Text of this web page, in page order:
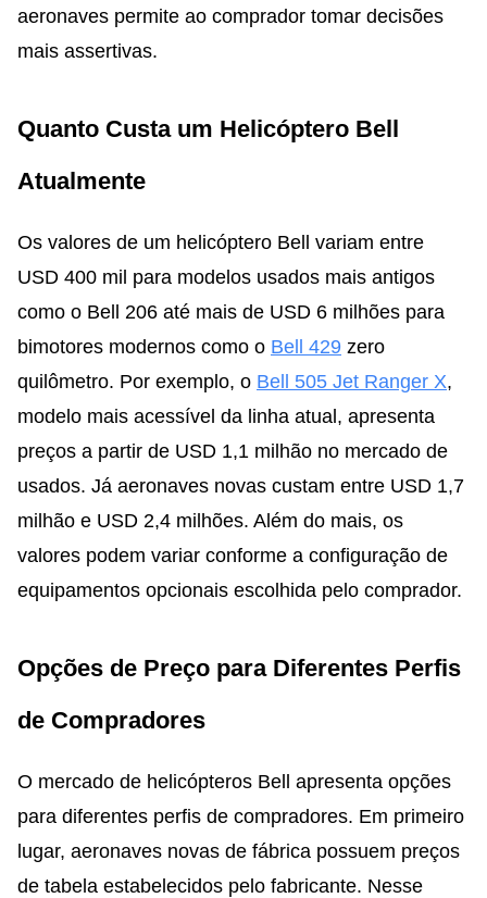
aeronaves permite ao comprador tomar decisões
mais assertivas.
Quanto Custa um Helicóptero Bell
Atualmente
Os valores de um helicóptero Bell variam entre
USD 400 mil para modelos usados mais antigos
como o Bell 206 até mais de USD 6 milhões para
bimotores modernos como o Bell 429 zero
quilômetro. Por exemplo, o Bell 505 Jet Ranger X,
modelo mais acessível da linha atual, apresenta
preços a partir de USD 1,1 milhão no mercado de
usados. Já aeronaves novas custam entre USD 1,7
milhão e USD 2,4 milhões. Além do mais, os
valores podem variar conforme a configuração de
equipamentos opcionais escolhida pelo comprador.
Opções de Preço para Diferentes Perfis
de Compradores
O mercado de helicópteros Bell apresenta opções
para diferentes perfis de compradores. Em primeiro
lugar, aeronaves novas de fábrica possuem preços
de tabela estabelecidos pelo fabricante. Nesse